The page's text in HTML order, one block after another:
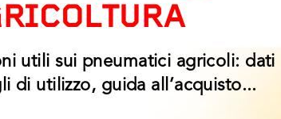
utili sui pneumatici agricoli: dati
di utilizzo, guida all’acquisto...